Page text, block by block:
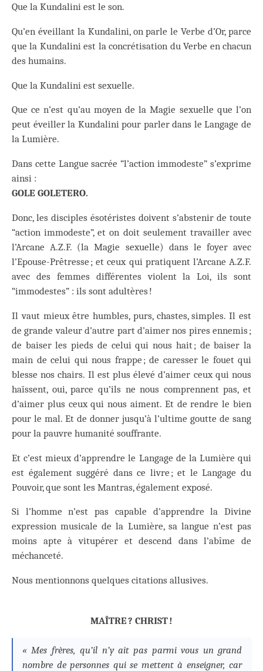
Que la Kundalini est le son.
Qu’en éveillant la Kundalini, on parle le Verbe d’Or, parce
que la Kundalini est la concrétisation du Verbe en chacun
des humains.
Que la Kundalini est sexuelle.
Que ce n’est qu’au moyen de la Magie sexuelle que l’on
peut éveiller la Kundalini pour parler dans le Langage de
la Lumière.
Dans cette Langue sacrée “l’action immodeste” s’exprime
ainsi :
GOLE GOLETERO.
Donc, les disciples ésotéristes doivent s’abstenir de toute
“action immodeste”, et on doit seulement travailler avec
l’Arcane A.Z.F. (la Magie sexuelle) dans le foyer avec
l’Epouse-Prêtresse ; et ceux qui pratiquent l’Arcane A.Z.F.
avec des femmes différentes violent la Loi, ils sont
“immodestes” : ils sont adultères !
Il vaut mieux être humbles, purs, chastes, simples. Il est
de grande valeur d’autre part d’aimer nos pires ennemis ;
de baiser les pieds de celui qui nous hait ; de baiser la
main de celui qui nous frappe ; de caresser le fouet qui
blesse nos chairs. Il est plus élevé d’aimer ceux qui nous
haïssent, oui, parce qu’ils ne nous comprennent pas, et
d’aimer plus ceux qui nous aiment. Et de rendre le bien
pour le mal. Et de donner jusqu’à l’ultime goutte de sang
pour la pauvre humanité souffrante.
Et c’est mieux d’apprendre le Langage de la Lumière qui
est également suggéré dans ce livre ; et le Langage du
Pouvoir, que sont les Mantras, également exposé.
Si l’homme n’est pas capable d’apprendre la Divine
expression musicale de la Lumière, sa langue n’est pas
moins apte à vitupérer et descend dans l’abîme de
méchanceté.
Nous mentionnons quelques citations allusives.
MAÎTRE ? CHRIST !
« Mes frères, qu’il n’y ait pas parmi vous un grand
nombre de personnes qui se mettent à enseigner, car